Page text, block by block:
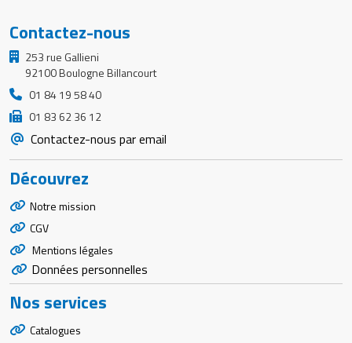
Contactez-nous
253 rue Gallieni
92100 Boulogne Billancourt
01 84 19 58 40
01 83 62 36 12
Contactez-nous par email
Découvrez
Notre mission
CGV
Mentions légales
Données personnelles
Nos services
Catalogues